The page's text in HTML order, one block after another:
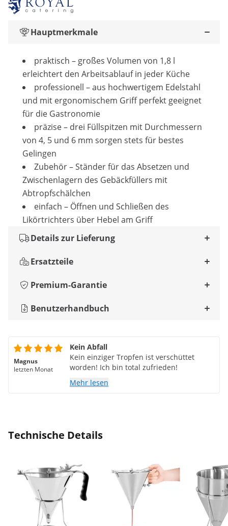
Hauptmerkmale
praktisch – großes Volumen von 1,8 l
erleichtert den Arbeitsablauf in jeder Küche
professionell – aus hochwertigem Edelstahl
und mit ergonomischem Griff perfekt geeignet
für die Gastronomie
präzise – drei Füllspitzen mit Durchmessern
von 4, 5 und 6 mm sorgen stets für bestes
Gelingen
Zubehör – Ständer für das Absetzen und
Zwischenlagern des Gebäckfüllers mit
Abtropfschälchen
einfach – Öffnen und Schließen des
Likörtrichters über Hebel am Griff
Details zur Lieferung
Ersatzteile
Premium-Garantie
Benutzerhandbuch
Magnus
letzten Monat
Kein Abfall
Kein einziger Tropfen ist verschüttet
worden! Ich bin total zufrieden!
Mehr lesen
Technische Details